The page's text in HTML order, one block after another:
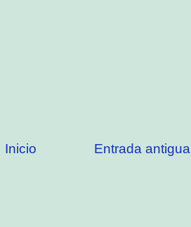
Entrada antigua
Inicio